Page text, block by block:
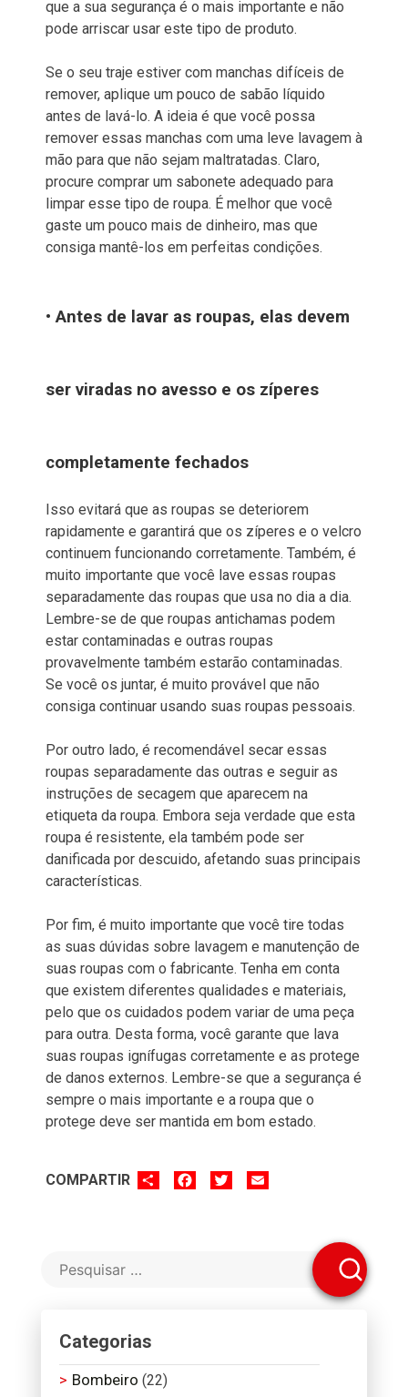
que a sua segurança é o mais importante e não
pode arriscar usar este tipo de produto.
Se o seu traje estiver com manchas difíceis de
remover, aplique um pouco de sabão líquido
antes de lavá-lo. A ideia é que você possa
remover essas manchas com uma leve lavagem à
mão para que não sejam maltratadas. Claro,
procure comprar um sabonete adequado para
limpar esse tipo de roupa. É melhor que você
gaste um pouco mais de dinheiro, mas que
consiga mantê-los em perfeitas condições.
• Antes de lavar as roupas, elas devem
ser viradas no avesso e os zíperes
completamente fechados
Isso evitará que as roupas se deteriorem
rapidamente e garantirá que os zíperes e o velcro
continuem funcionando corretamente. Também, é
muito importante que você lave essas roupas
separadamente das roupas que usa no dia a dia.
Lembre-se de que roupas antichamas podem
estar contaminadas e outras roupas
provavelmente também estarão contaminadas.
Se você os juntar, é muito provável que não
consiga continuar usando suas roupas pessoais.
Por outro lado, é recomendável secar essas
roupas separadamente das outras e seguir as
instruções de secagem que aparecem na
etiqueta da roupa. Embora seja verdade que esta
roupa é resistente, ela também pode ser
danificada por descuido, afetando suas principais
características.
Por fim, é muito importante que você tire todas
as suas dúvidas sobre lavagem e manutenção de
suas roupas com o fabricante. Tenha em conta
que existem diferentes qualidades e materiais,
pelo que os cuidados podem variar de uma peça
para outra. Desta forma, você garante que lava
suas roupas ignífugas corretamente e as protege
de danos externos. Lembre-se que a segurança é
sempre o mais importante e a roupa que o
protege deve ser mantida em bom estado.
COMPARTIR SHARE FACEBOOKTWITTER
Categorias
Bombeiro (22)